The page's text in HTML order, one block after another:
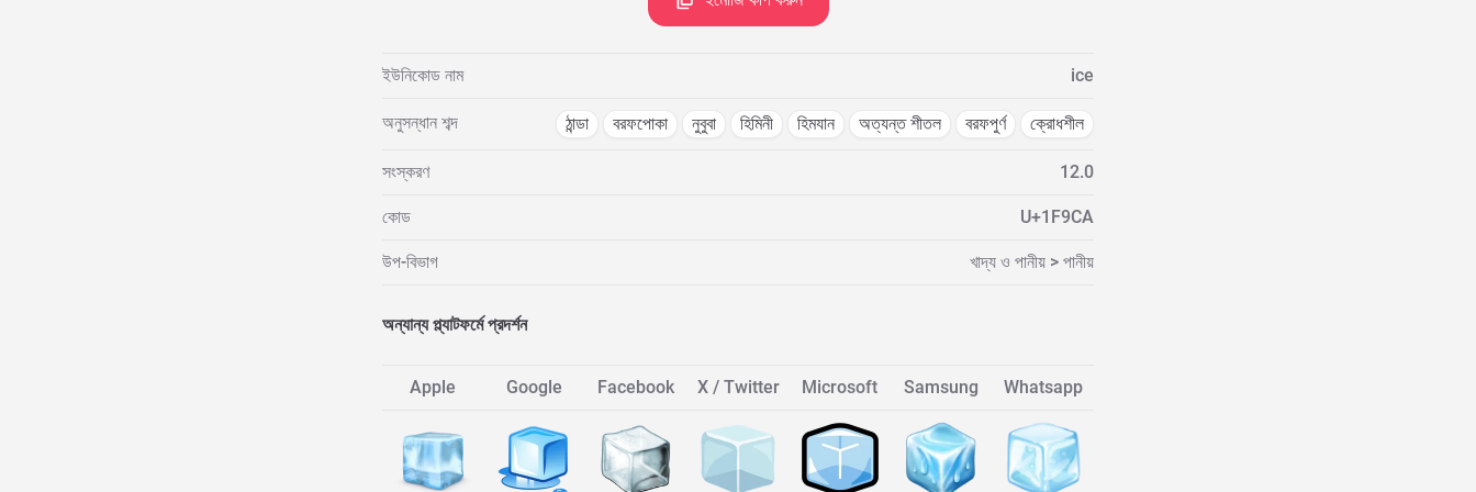
ইউনিকোড নাম ice
অনুসন্ধান শব্দ ঠান্ডা বরফপোকা নুবুবা হিমিনী হিমযান অত্যন্ত শীতল বরফপুর্ণ ক্রোধশীল
সংস্করণ 12.0
কোড U+1F9CA
উপ-বিভাগ খাদ্য ও পানীয় > পানীয়
অন্যান্য প্ল্যাটফর্মে প্রদর্শন
Apple Google Facebook X / Twitter Microsoft Samsung Whatsapp